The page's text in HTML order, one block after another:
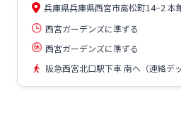
兵庫県兵庫県西宮市高松町14−2 本
西宮ガーデンズに準ずる
西宮ガーデンズに準ずる
阪急西宮北口駅下車 南へ（連絡デ